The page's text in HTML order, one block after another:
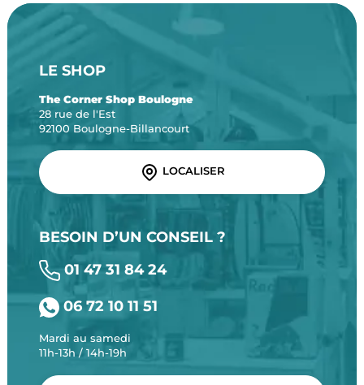
LE SHOP
The Corner Shop Boulogne
28 rue de l'Est
92100 Boulogne-Billancourt
LOCALISER
BESOIN D’UN CONSEIL ?
01 47 31 84 24
06 72 10 11 51
Mardi au samedi
11h-13h / 14h-19h